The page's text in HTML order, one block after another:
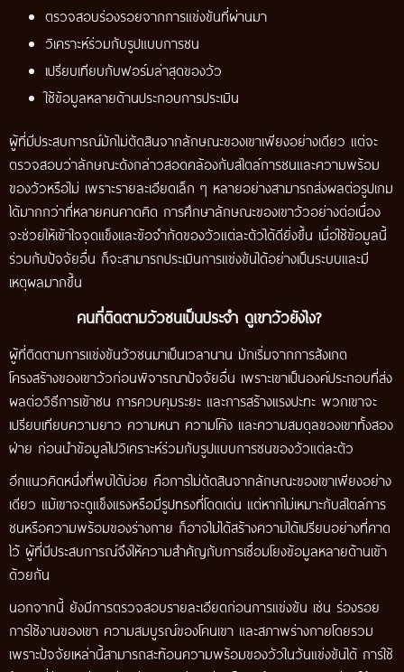
ตรวจสอบร่องรอยจากการแข่งขันที่ผ่านมา
วิเคราะห์ร่วมกับรูปแบบการชน
เปรียบเทียบกับฟอร์มล่าสุดของวัว
ใช้ข้อมูลหลายด้านประกอบการประเมิน
ผู้ที่มีประสบการณ์มักไม่ตัดสินจากลักษณะของเขาเพียงอย่างเดียว แต่จะ
ตรวจสอบว่าลักษณะดังกล่าวสอดคล้องกับสไตล์การชนและความพร้อม
ของวัวหรือไม่ เพราะรายละเอียดเล็ก ๆ หลายอย่างสามารถส่งผลต่อรูปเกม
ได้มากกว่าที่หลายคนคาดคิด การศึกษาลักษณะของเขาวัวอย่างต่อเนื่อง
จะช่วยให้เข้าใจจุดแข็งและข้อจำกัดของวัวแต่ละตัวได้ดียิ่งขึ้น เมื่อใช้ข้อมูลนี้
ร่วมกับปัจจัยอื่น ก็จะสามารถประเมินการแข่งขันได้อย่างเป็นระบบและมี
เหตุผลมากขึ้น
คนที่ติดตามวัวชนเป็นประจำ ดูเขาวัวยังไง?
ผู้ที่ติดตามการแข่งขันวัวชนมาเป็นเวลานาน มักเริ่มจากการสังเกต
โครงสร้างของเขาวัวก่อนพิจารณาปัจจัยอื่น เพราะเขาเป็นองค์ประกอบที่ส่ง
ผลต่อวิธีการเข้าชน การควบคุมระยะ และการสร้างแรงปะทะ พวกเขาจะ
เปรียบเทียบความยาว ความหนา ความโค้ง และความสมดุลของเขาทั้งสอง
ฝ่าย ก่อนนำข้อมูลไปวิเคราะห์ร่วมกับรูปแบบการชนของวัวแต่ละตัว
อีกแนวคิดหนึ่งที่พบได้บ่อย คือการไม่ตัดสินจากลักษณะของเขาเพียงอย่าง
เดียว แม้เขาจะดูแข็งแรงหรือมีรูปทรงที่โดดเด่น แต่หากไม่เหมาะกับสไตล์การ
ชนหรือความพร้อมของร่างกาย ก็อาจไม่ได้สร้างความได้เปรียบอย่างที่คาด
ไว้ ผู้ที่มีประสบการณ์จึงให้ความสำคัญกับการเชื่อมโยงข้อมูลหลายด้านเข้า
ด้วยกัน
นอกจากนี้ ยังมีการตรวจสอบรายละเอียดก่อนการแข่งขัน เช่น ร่องรอย
การใช้งานของเขา ความสมบูรณ์ของโคนเขา และสภาพร่างกายโดยรวม
เพราะปัจจัยเหล่านี้สามารถสะท้อนความพร้อมของวัวในวันแข่งขันได้ การใช้